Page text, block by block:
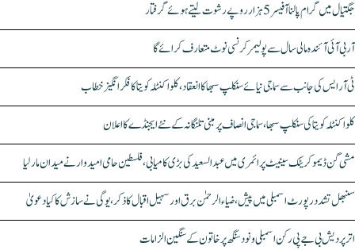
جگتیال میں گرام پالنا آفیسر 5 ہزار روپے رشوت لیتے ہوئے گرفتار
آر بی آئی آئندہ مالی سال سے پولیمر کرنسی نوٹ متعارف کرائے گا
ٹی آر ایس کی جانب سے سماجی نیائے سنکلپ سبھا کا انعقاد، کلواکنٹلہ کویتا کا فکر انگیز خطاب
کلواکنٹلہ کویتا کی سنکلپ سبھا، سماجی انصاف پر مبنی تلنگانہ کے نئے ایجنڈے کا اعلان
مشی گن ڈیموکریٹک سینیٹ پرائمری میں عبدالسعید کی بڑی کامیابی، فلسطین حامی امیدوار نے میدان مار لیا
سنبھل تشدد رپورٹ اسمبلی میں پیش، ضیاء الرحمٰن برق اور سہیل اقبال کا ذکر، یوگی نے سازش کا کیا دعویٰ
اتر پردیش بی جے پی رکن اسمبلی ونود سنگھ پر خاتون کے سنگین الزامات